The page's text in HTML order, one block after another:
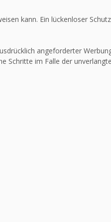
kann. Ein lückenloser
angeforderter
Schritte im Falle der